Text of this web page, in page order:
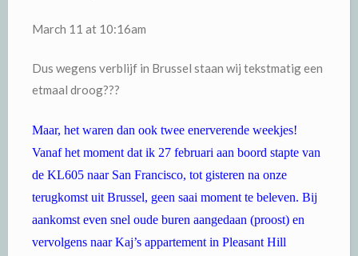
March 11 at 10:16am
Dus wegens verblijf in Brussel staan wij tekstmatig een
etmaal droog???
Maar, het waren dan ook twee enerverende weekjes!
Vanaf het moment dat ik 27 februari aan boord stapte van
de KL605 naar San Francisco, tot gisteren na onze
terugkomst uit Brussel, geen saai moment te beleven. Bij
aankomst even snel oude buren aangedaan (proost) en
vervolgens naar Kaj’s appartement in Pleasant Hill